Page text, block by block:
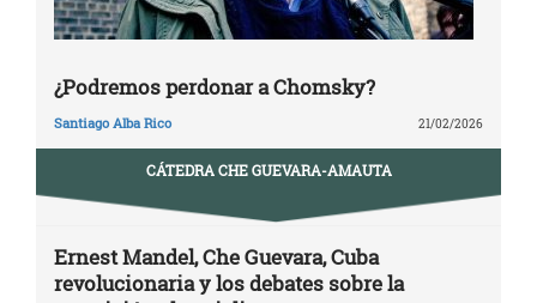
¿Podremos perdonar a Chomsky?
Santiago Alba Rico 21/02/2026
CÁTEDRA CHE GUEVARA-AMAUTA
Ernest Mandel, Che Guevara, Cuba
revolucionaria y los debates sobre la